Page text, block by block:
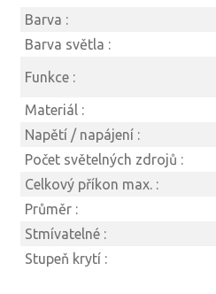
Barva :
Barva světla :
Funkce :
Materiál :
Napětí / napájení :
Počet světelných zdrojů :
Celkový příkon max. :
Průměr :
Stmívatelné :
Stupeň krytí :